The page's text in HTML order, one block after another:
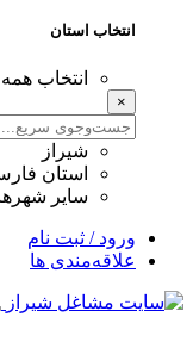
انتخاب استان
انتخاب همه
×
شیراز
استان
سایر
ورود / ثبت نام
علاقه‌مندی ها